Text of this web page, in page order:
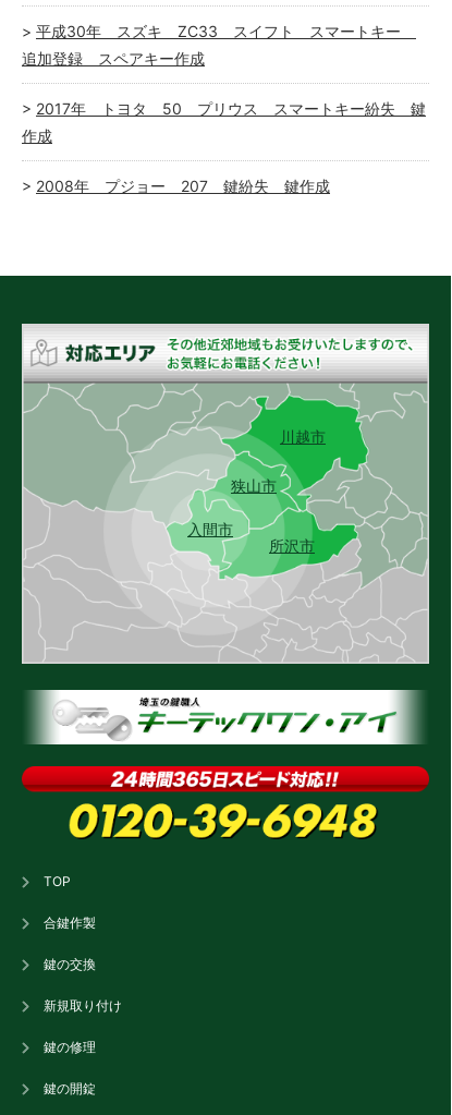
平成30年 スズキ ZC33 スイフト スマートキー
追加登録 スペアキー作成
2017年 トヨタ 50 プリウス スマートキー紛失 鍵
作成
2008年 プジョー 207 鍵紛失 鍵作成
入間市
狭山市
所沢市
川越市
TOP
合鍵作製
鍵の交換
新規取り付け
鍵の修理
鍵の開錠